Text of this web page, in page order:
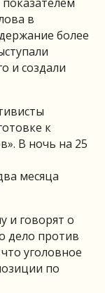
в
более
и создали
к
В ночь на 25
месяца
и говорят о
дело против
уголовное
по